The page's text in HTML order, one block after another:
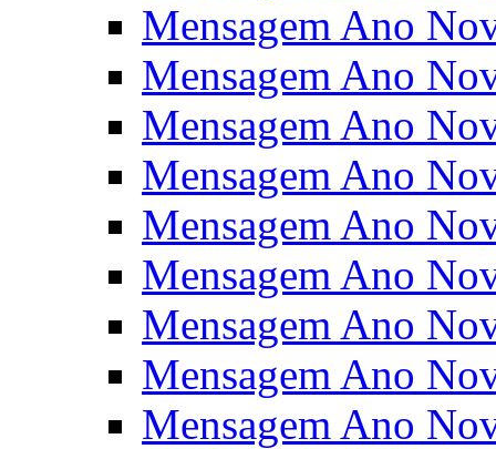
Mensagem Ano
Mensagem Ano
Mensagem Ano
Mensagem Ano
Mensagem Ano
Mensagem Ano
Mensagem Ano
Mensagem Ano
Mensagem Ano